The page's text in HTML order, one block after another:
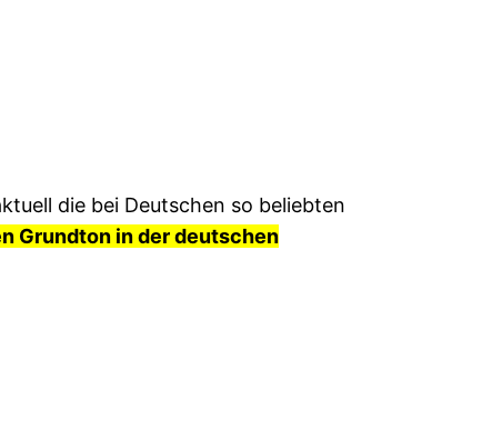
die bei Deutschen so beliebten
Grundton in der deutschen